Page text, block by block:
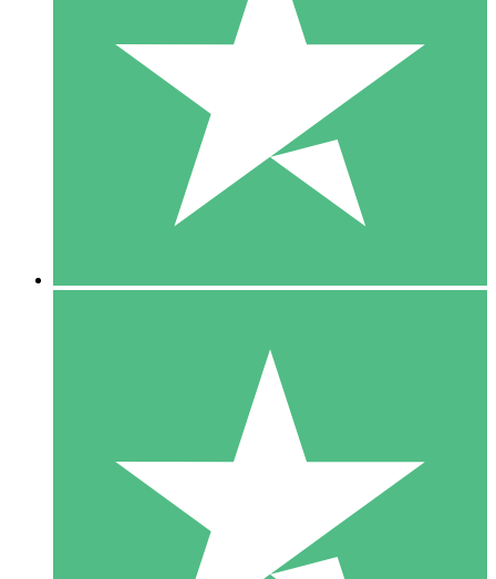
Pacchetti di Crediti Individuali
Paga a consumo con crediti di download. Nessun impegno
1 Download
10
US$1500
10 Download
20